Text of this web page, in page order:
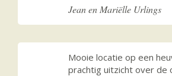
Jean en Mariëlle Urlings
Mooie locatie op een
prachtig uitzicht over de